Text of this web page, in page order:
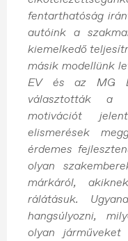
fentarthatóság
autóink a
kiemelkedő
másik modellünk
EV és az MG
választották a
motivációt
elismerések
érdemes
olyan
márkáról,
rálátásuk.
hangsúlyozni,
olyan